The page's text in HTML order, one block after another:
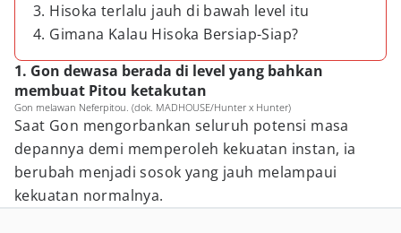
3. Hisoka terlalu jauh di bawah level itu
4. Gimana Kalau Hisoka Bersiap-Siap?
1. Gon dewasa berada di level yang bahkan
membuat Pitou ketakutan
Gon melawan Neferpitou. (dok. MADHOUSE/Hunter x Hunter)
Saat Gon mengorbankan seluruh potensi masa
depannya demi memperoleh kekuatan instan, ia
berubah menjadi sosok yang jauh melampaui
kekuatan normalnya.